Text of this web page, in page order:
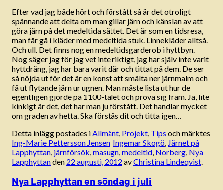
Efter vad jag både hört och förstått så är det otroligt
spännande att delta om man gillar järn och känslan av att
göra järn på det medeltida sättet. Det är som en tidsresa,
man får gå i kläder med medeltida stuk. Linnekläder alltså.
Och ull. Det finns nog en medeltidsgarderob i hyttbyn.
Nog säger jag för jag vet inte riktigt, jag har själv inte varit
hyttdräng, jag har bara varit där och tittat på dem. De ser
så nöjda ut för det är en konst att smälta ner järnmalm och
få ut flytande järn ur ugnen. Man måste lista ut hur de
egentligen gjorde på 1100-talet och prova sig fram. Ja, lite
kinkigt är det, det har man ju förstått. Det handlar mycket
om graden av hetta. Ska förstås dit och titta igen…
Detta inlägg postades iAllmänt, Projekt, Tips och märktes
Ing-Marie Pettersson Jensen, Ingemar Skogö, Järnet på
Lapphyttan, järnförsök,masugn,medeltid, Norberg, Nya
Lapphyttanden 22 augusti, 2012 avChristina Lindeqvist.
Nya Lapphyttan en söndag i juli